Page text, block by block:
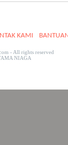
KAMI
- All rights reserved
NIAGA